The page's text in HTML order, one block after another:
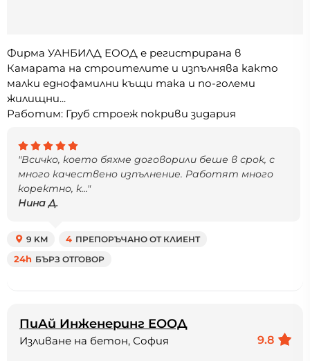
Фирма УАНБИЛД ЕООД е регистрирана в
Камарата на строителите и изпълнява както
малки еднофамилни къщи така и по-големи
жилищни...
Работим: Груб строеж покриви зидария
"Всичко, което бяхме договорили беше в срок, с
много качествено изпълнение. Работят много
коректно, к..."
Нина Д.
9 KM 4 ПРЕПОРЪЧАНО ОТ КЛИЕНТ
24h БЪРЗ ОТГОВОР
ПиАй Инженеринг ЕООД
9.8
Изливане на бетон, София